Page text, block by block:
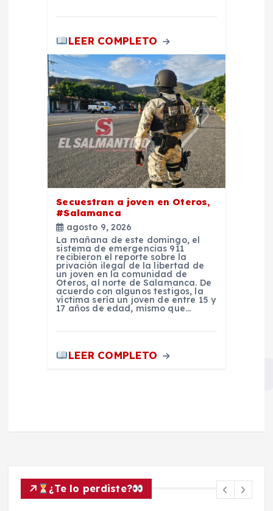
LEER COMPLETO
Secuestran a joven en Oteros,
#Salamanca
agosto 9, 2026
La mañana de este domingo, el
sistema de emergencias 911
recibieron el reporte sobre la
privación ilegal de la libertad de
un joven en la comunidad de
Oteros, al norte de Salamanca. De
acuerdo con algunos testigos, la
víctima sería un joven de entre 15 y
17 años de edad, mismo que…
LEER COMPLETO
¿Te lo perdiste?